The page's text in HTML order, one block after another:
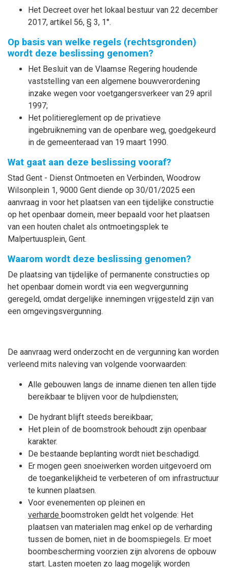
Het Decreet over het lokaal bestuur van 22 december
2017, artikel 56, § 3, 1°.
Op basis van welke regels (rechtsgronden)
wordt deze beslissing genomen?
Het Besluit van de Vlaamse Regering houdende
vaststelling van een algemene bouwverordening
inzake wegen voor voetgangersverkeer van 29 april
1997;
Het politiereglement op de privatieve
ingebruikneming van de openbare weg, goedgekeurd
in de gemeenteraad van 19 maart 1990.
Wat gaat aan deze beslissing vooraf?
Stad Gent - Dienst Ontmoeten en Verbinden, Woodrow
Wilsonplein 1, 9000 Gent diende op 30/01/2025 een
aanvraag in voor het plaatsen van een tijdelijke constructie
op het openbaar domein, meer bepaald voor het plaatsen
van een houten chalet als ontmoetingsplek te
Malpertuusplein, Gent.
Waarom wordt deze beslissing genomen?
De plaatsing van tijdelijke of permanente constructies op
het openbaar domein wordt via een wegvergunning
geregeld, omdat dergelijke innemingen vrijgesteld zijn van
een omgevingsvergunning.
De aanvraag werd onderzocht en de vergunning kan worden
verleend mits naleving van volgende voorwaarden:
Alle gebouwen langs de inname dienen ten allen tijde
bereikbaar te blijven voor de hulpdiensten;
De hydrant blijft steeds bereikbaar;
Het plein of de boomstrook behoudt zijn openbaar
karakter.
De bestaande beplanting wordt niet beschadigd.
Er mogen geen snoeiwerken worden uitgevoerd om
de toegankelijkheid te verbeteren of om infrastructuur
te kunnen plaatsen.
Voor evenementen op pleinen en
verharde boomstroken geldt het volgende: Het
plaatsen van materialen mag enkel op de verharding
tussen de bomen, niet in de boomspiegels. Er moet
boombescherming voorzien zijn alvorens de opbouw
start. Lasten moeten zo laag mogelijk worden